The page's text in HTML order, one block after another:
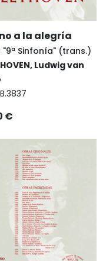
a la alegría
"9ª Sinfonía" (trans.)
Ludwig van
B.3837
€